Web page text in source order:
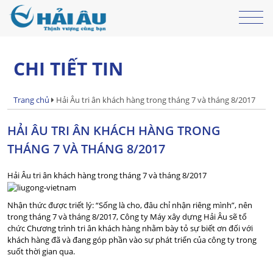
CHI TIẾT TIN
Trang chủ Hải Âu tri ân khách hàng trong tháng 7 và tháng 8/2017
HẢI ÂU TRI ÂN KHÁCH HÀNG TRONG
THÁNG 7 VÀ THÁNG 8/2017
Hải Âu tri ân khách hàng trong tháng 7 và tháng 8/2017
Nhận thức được triết lý: “Sống là cho, đâu chỉ nhận riêng mình”, nên
trong tháng 7 và tháng 8/2017, Công ty Máy xây dựng Hải Âu sẽ tổ
chức Chương trình tri ân khách hàng nhằm bày tỏ sự biết ơn đối với
khách hàng đã và đang góp phần vào sự phát triển của công ty trong
suốt thời gian qua.